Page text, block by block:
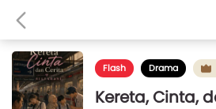
Flash Drama
Kereta, Cinta,